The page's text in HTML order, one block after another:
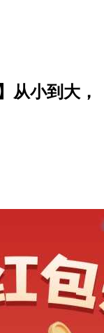
从小到大，